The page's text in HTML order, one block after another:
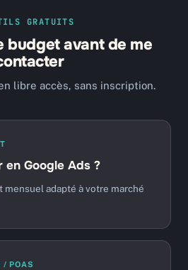
GRATUITS
budget avant de me
libre accès, sans inscription.
en Google Ads ?
mensuel adapté à votre marché
/ POAS